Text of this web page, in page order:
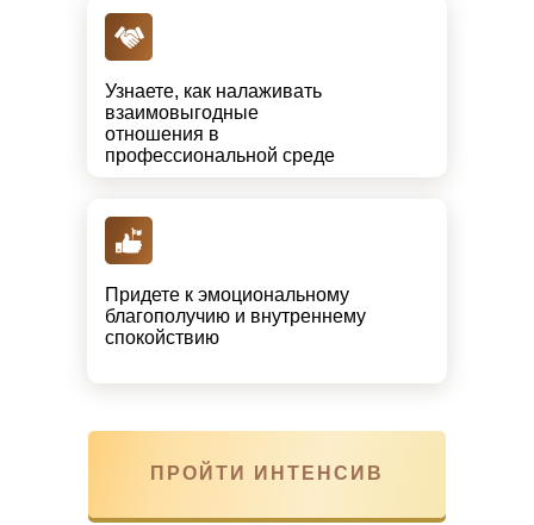
Узнаете, как налаживать
взаимовыгодные
отношения в
профессиональной среде
Придете к эмоциональному
благополучию и внутреннему
спокойствию
ПРОЙТИ ИНТЕНСИВ